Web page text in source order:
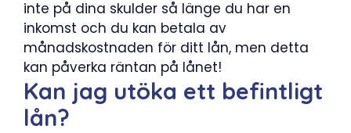
inte på dina skulder så länge du har en
inkomst och du kan betala av
månadskostnaden för ditt lån, men detta
kan påverka räntan på lånet!
Kan jag utöka ett befintligt
lån?